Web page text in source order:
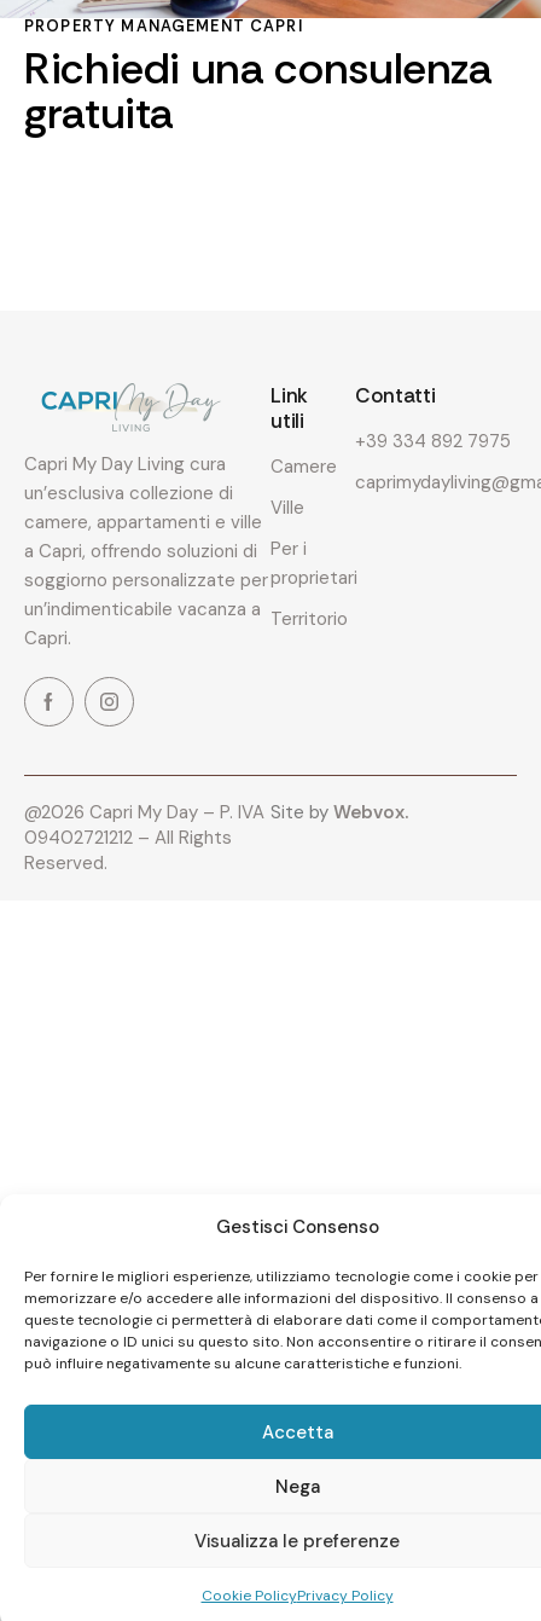
Gestisci Consenso
Per fornire le migliori esperienze, utilizziamo tecnologie come i cookie per
memorizzare e/o accedere alle informazioni del dispositivo. Il consenso a
queste tecnologie ci permetterà di elaborare dati come il
navigazione o ID unici su questo sito. Non acconsentire o ritirare il
può influire negativamente su alcune caratteristiche e funzioni.
Accetta
Nega
Visualizza le preferenze
Cookie PolicyPrivacy Policy
PROPERTY MANAGEMENT CAPRI
Richiedi una consulenza
gratuita
Capri My Day Living cura
un’esclusiva collezione di
camere, appartamenti e ville
a Capri, offrendo soluzioni di
soggiorno personalizzate per
un’indimenticabile vacanza a
Capri.
Link
utili
Camere
Ville
Per i
proprietari
Territorio
Contatti
+39 334 892 7975
@2026 Capri My Day – P. IVA
09402721212 – All Rights
Reserved.
Site by Webvox.